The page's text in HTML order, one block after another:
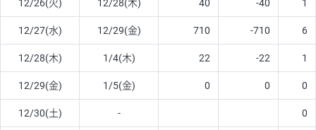
12/26(火) 12/28(木) 40 -40 1
12/27(水) 12/29(金) 710 -710 6
12/28(木) 1/4(木) 22 -22 1
12/29(金) 1/5(金) 0 0 0
12/30(土) - 0